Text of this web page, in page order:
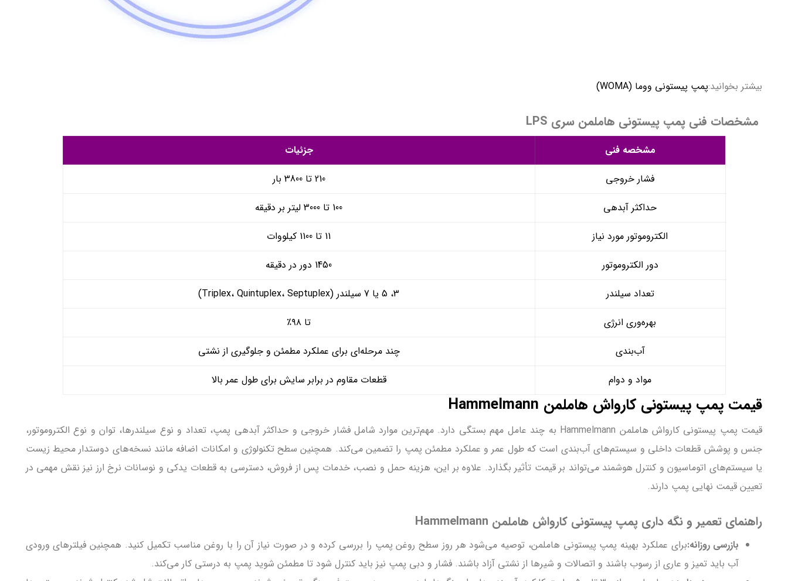
بیشتر بخوانید:پمپ پیستونی ووما (WOMA)
مشخصات فنی پمپ پیستونی هاملمن سری LPS
مشخصه فنی
جزئیات
فشار خروجی
210 تا 3800 بار
حداکثر آبدهی
100 تا 3000 لیتر بر دقیقه
الکتروموتور مورد نیاز
11 تا 1100 کیلووات
دور الکتروموتور
1450 دور در دقیقه
تعداد سیلندر
3، 5 یا 7 سیلندر (Triplex، Quintuplex، Septuplex)
بهره‌وری انرژی
تا ۹۸٪
آب‌بندی
چند مرحله‌ای برای عملکرد مطمئن و جلوگیری از نشتی
مواد و دوام
قطعات مقاوم در برابر سایش برای طول عمر بالا
قیمت پمپ پیستونی کارواش هاملمن Hammelmann
قیمت پمپ پیستونی کارواش هاملمن Hammelmann به چند عامل مهم بستگی دارد. مهم‌ترین موارد شامل فشار خروجی و حداکثر آبدهی پمپ، تعداد و نوع سیلندرها، توان و نوع الکتروموتور،
جنس و پوشش قطعات داخلی و سیستم‌های آب‌بندی است که طول عمر و عملکرد مطمئن پمپ را تضمین می‌کند. همچنین سطح تکنولوژی و امکانات اضافه مانند نسخه‌های دوستدار محیط زیست
یا سیستم‌های اتوماسیون و کنترل هوشمند می‌تواند بر قیمت تأثیر بگذارد. علاوه بر این، هزینه حمل و نصب، خدمات پس از فروش، دسترسی به قطعات یدکی و نوسانات نرخ ارز نیز نقش مهمی در
تعیین قیمت نهایی پمپ دارند.
راهنمای تعمیر و نگه داری پمپ پیستونی کارواش هاملمن Hammelmann
بازرسی روزانه:برای عملکرد بهینه پمپ پیستونی هاملمن، توصیه می‌شود هر روز سطح روغن پمپ را بررسی کرده و در صورت نیاز آن را با روغن مناسب تکمیل کنید. همچنین فیلترهای ورودی
آب باید تمیز و عاری از رسوب باشند و اتصالات و شیرها از نشتی آزاد باشند. فشار و دبی پمپ نیز باید کنترل شود تا مطمئن شوید پمپ به درستی کار می‌کند.